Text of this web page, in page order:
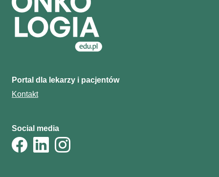
Portal dla lekarzy i pacjentów
Kontakt
Social media